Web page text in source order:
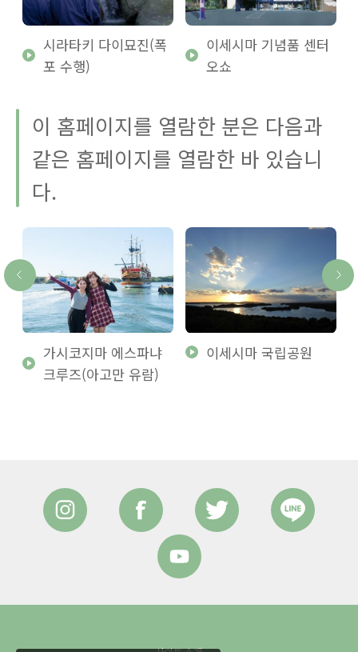
시라타키 다이묘진(폭
포 수행)
이세시마 기념품 센터
오쇼
이 홈페이지를 열람한 분은 다음과
같은 홈페이지를 열람한 바 있습니
다.
가시코지마 에스파냐
크루즈(아고만 유람)
이세시마 국립공원